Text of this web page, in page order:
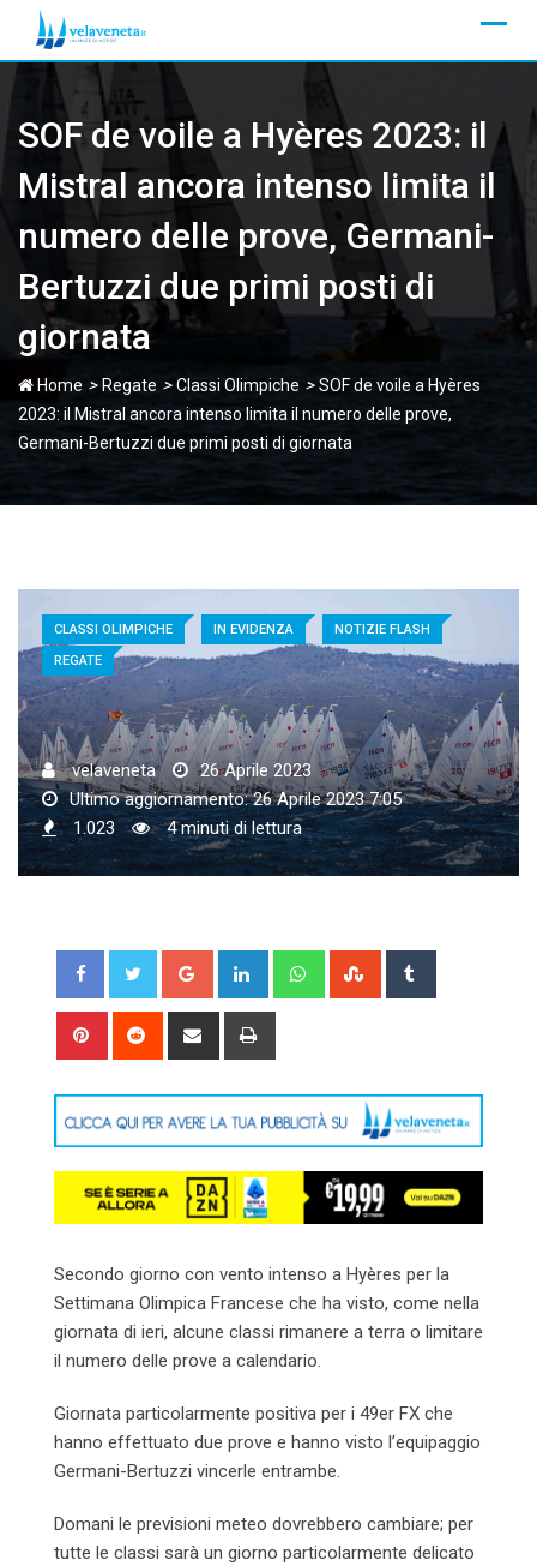
content
SOF de voile a Hyères 2023: il
Mistral ancora intenso limita il
numero delle prove, Germani-
Bertuzzi due primi posti di
giornata
Home > Regate >Classi Olimpiche >SOF de voile a Hyères
2023: il Mistral ancora intenso limita il numero delle prove,
Germani-Bertuzzi due primi posti di giornata
CLASSI OLIMPICHE IN EVIDENZA
NOTIZIE FLASH
REGATE
velaveneta
26 Aprile 2023
Ultimo aggiornamento: 26 Aprile 2023 7:05
1.023
4 minuti di lettura
Google+ LinkedIn WhatsappStumbleUpon
Pinterest Reddit
Share
Secondo giorno con vento intenso a Hyères per la
Settimana Olimpica Francese che ha visto, come nella
giornata di ieri, alcune classi rimanere a terra o limitare
il numero delle prove a calendario.
Giornata particolarmente positiva per i 49er FX che
hanno effettuato due prove e hanno visto l’equipaggio
Germani-Bertuzzi vincerle entrambe.
Domani le previsioni meteo dovrebbero cambiare; per
tutte le classi sarà un giorno particolarmente delicato